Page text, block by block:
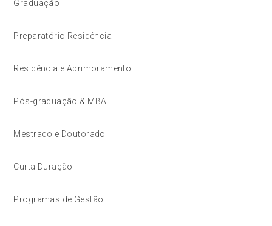
Graduação
Preparatório Residência
Residência e Aprimoramento
Pós-graduação & MBA
Mestrado e Doutorado
Curta Duração
Programas de Gestão